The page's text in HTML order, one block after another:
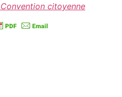
citoyenne